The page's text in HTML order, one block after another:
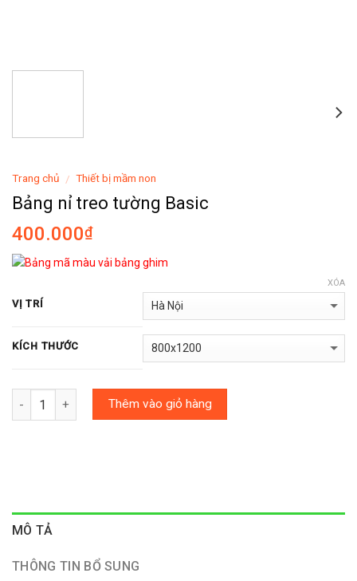
Trang chủ / Thiết bị mầm non
Bảng nỉ treo tường Basic
400.000₫
VỊ TRÍ
KÍCH THƯỚC
XÓA
Số lượng Thêm vào giỏ hàng
MÔ TẢ
THÔNG TIN BỔ SUNG